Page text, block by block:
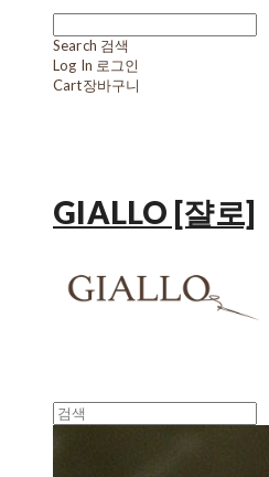
Search 검색
Log In 로그인
Cart장바구니
GIALLO [쟐로]